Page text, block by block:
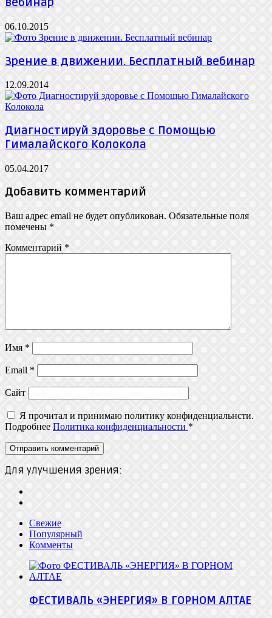
вебинар
06.10.2015
Зрение в движении. Бесплатный вебинар
12.09.2014
Диагностируй здоровье с Помощью
Гималайского Колокола
05.04.2017
Добавить комментарий
Ваш адрес email не будет опубликован. Обязательные поля
помечены *
Комментарий *
Имя *
Email *
Сайт
Я прочитал и принимаю политику конфиденциальнсти.
Подробнее Политика конфиденциальности *
Для улучшения зрения:
Свежие
Популярный
Комменты
ФЕСТИВАЛЬ «ЭНЕРГИЯ» В ГОРНОМ АЛТАЕ